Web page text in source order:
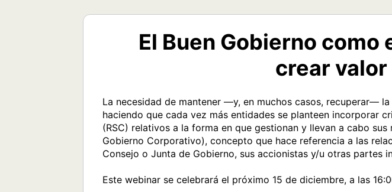
El Buen Gobierno
crear
La necesidad de mantener —y, en muchos casos, recuperar—
haciendo que cada vez más entidades se planteen incorporar
(RSC) relativos a la forma en que gestionan y llevan a cabo
Gobierno Corporativo), concepto que hace referencia a las
Consejo o Junta de Gobierno, sus accionistas y/u otras partes
Este webinar se celebrará el próximo 15 de diciembre, a las